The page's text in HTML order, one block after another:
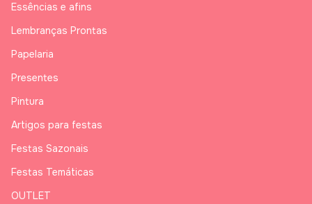
Essências e afins
Lembranças Prontas
Papelaria
Presentes
Pintura
Artigos para festas
Festas Sazonais
Festas Temáticas
OUTLET